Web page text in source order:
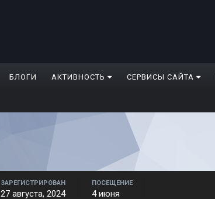
БЛОГИ АКТИВНОСТЬ СЕРВИСЫ САЙТА
ЗАРЕГИСТРИРОВАН
27 августа, 2024
ПОСЕЩЕНИЕ
4 июня